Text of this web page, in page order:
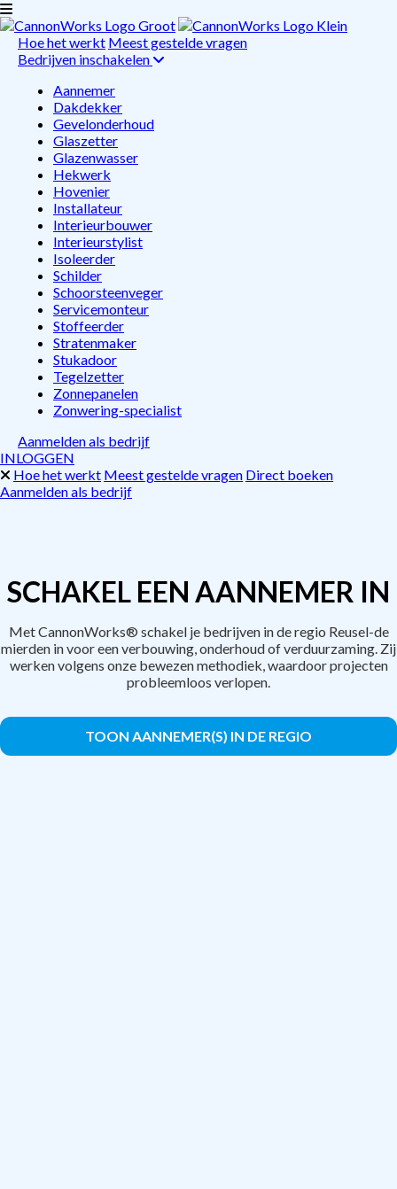
Hoe het werkt Meest gestelde vragen
Bedrijven inschakelen
Aannemer
Dakdekker
Gevelonderhoud
Glaszetter
Glazenwasser
Hekwerk
Hovenier
Installateur
Interieurbouwer
Interieurstylist
Isoleerder
Schilder
Schoorsteenveger
Servicemonteur
Stoffeerder
Stratenmaker
Stukadoor
Tegelzetter
Zonnepanelen
Zonwering-specialist
Aanmelden als bedrijf
INLOGGEN
Hoe het werkt Meest gestelde vragen Direct boeken
Aanmelden als bedrijf
SCHAKEL EEN AANNEMER IN
Met CannonWorks® schakel je bedrijven in de regio Reusel-de
mierden in voor een verbouwing, onderhoud of verduurzaming. Zij
werken volgens onze bewezen methodiek, waardoor projecten
probleemloos verlopen.
TOON AANNEMER(S) IN DE REGIO